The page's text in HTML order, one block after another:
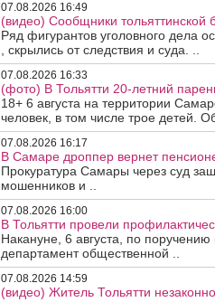
07.08.2026 16:49
(видео) Сообщники тольяттинской
Ряд фигурантов уголовного дела
, скрылись от следствия и суда. ..
07.08.2026 16:33
(фото) В Тольятти 20-летний
18+ 6 августа на территории
человек, в том числе трое детей. Об
07.08.2026 16:17
В Самаре дроппер вернет
Прокуратура Самары через суд
мошенников и ..
07.08.2026 16:00
В Тольятти провели
Накануне, 6 августа, по
департамент общественной ..
07.08.2026 14:59
(видео) Житель Тольятти